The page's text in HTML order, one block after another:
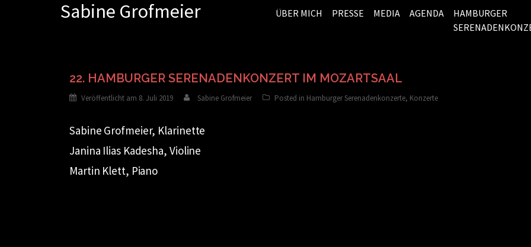
Sabine Grofmeier ÜBER MICH PRESSE MEDIA AGENDA
HAMBURGER
22. HAMBURGER SERENADENKONZERT IM MOZARTSAAL
Veröffentlicht am 8. Juli 2019 Sabine Grofmeier Posted in Hamburger Serenadenkonzerte, Konzerte
Sabine Grofmeier, Klarinette
Janina Ilias Kadesha, Violine
Martin Klett, Piano